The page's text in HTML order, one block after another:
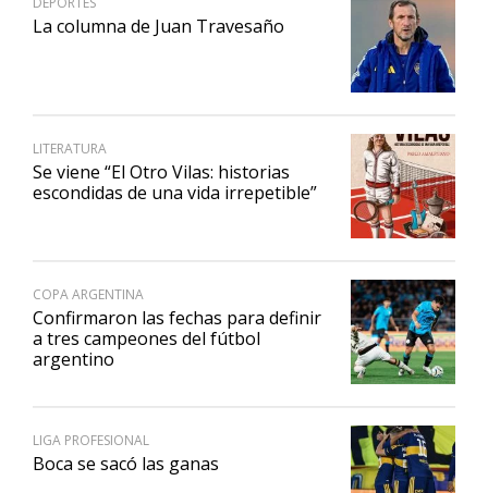
La columna de Juan Travesaño
LITERATURA
Se viene “El Otro Vilas: historias
escondidas de una vida irrepetible”
COPA ARGENTINA
Confirmaron las fechas para definir
a tres campeones del fútbol
argentino
LIGA PROFESIONAL
Boca se sacó las ganas